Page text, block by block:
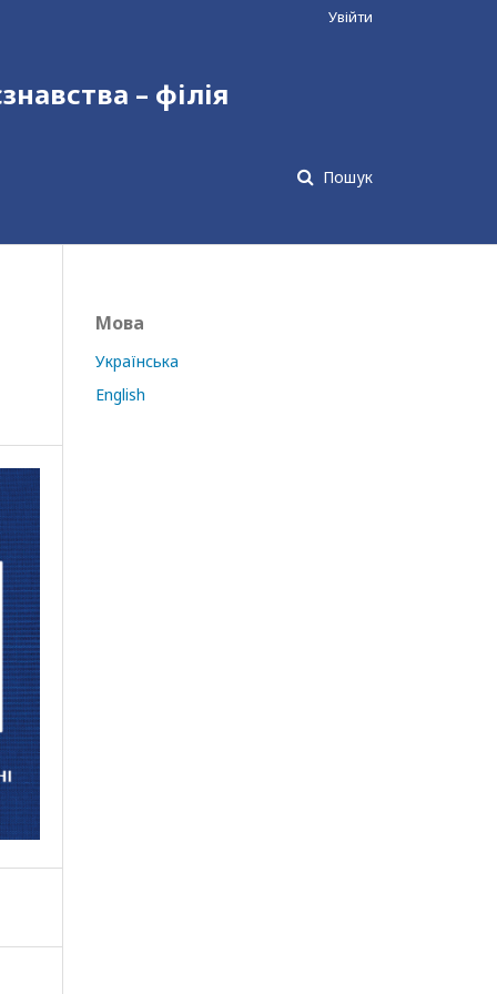
– філія
Пошук
Увійти
Мова
Українська
English